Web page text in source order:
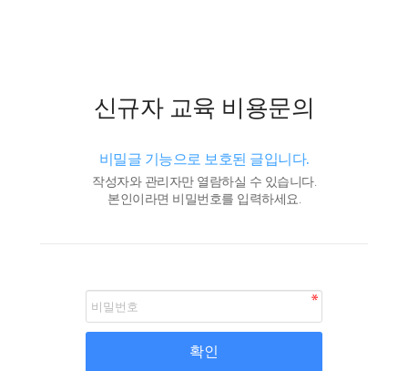
신규자 교육 비용문의
비밀글 기능으로 보호된 글입니다.
작성자와 관리자만 열람하실 수 있습니다.
본인이라면 비밀번호를 입력하세요.